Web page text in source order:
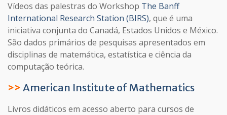
Vídeos das palestras do Workshop The Banff
International Research Station (BIRS), que é uma
iniciativa conjunta do Canadá, Estados Unidos e México.
São dados primários de pesquisas apresentados em
disciplinas de matemática, estatística e ciência da
computação teórica.
>> American Institute of Mathematics
Livros didáticos em acesso aberto para cursos de